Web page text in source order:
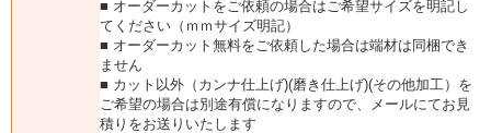
■ オーダーカットをご依頼の場合はご希望サイズを明記し
てください（ｍｍサイズ明記）
■ オーダーカット無料をご依頼した場合は端材は同梱でき
ません
■ カット以外（カンナ仕上げ)(磨き仕上げ)(その他加工）を
ご希望の場合は別途有償になりますので、メールにてお見
積りをお送りいたします